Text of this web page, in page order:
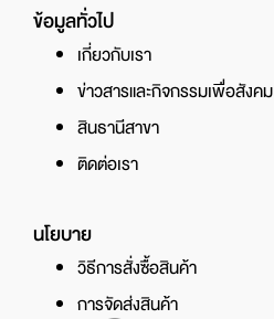
ข้อมูลทั่วไป
เกี่ยวกับเรา
ข่าวสารและกิจกรรมเพื่อสังคม
สินธานีสาขา
ติดต่อเรา
นโยบาย
วิธีการสั่งซื้อสินค้า
การจัดส่งสินค้า